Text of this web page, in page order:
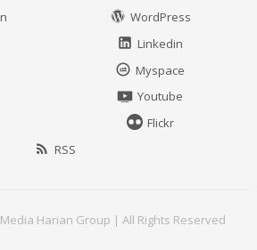
WordPress
Linkedin
Myspace
Youtube
Flickr
RSS
Harian Group | All Rights Reserved